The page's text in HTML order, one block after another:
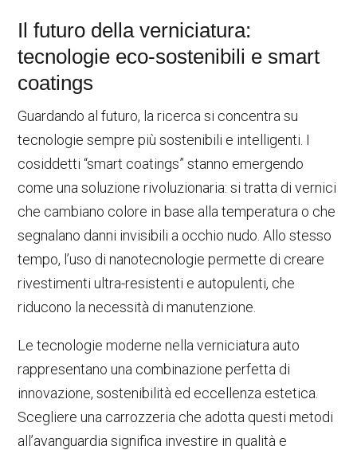
Il futuro della verniciatura:
tecnologie eco-sostenibili e smart
coatings
Guardando al futuro, la ricerca si concentra su
tecnologie sempre più sostenibili e intelligenti. I
cosiddetti “smart coatings” stanno emergendo
come una soluzione rivoluzionaria: si tratta di vernici
che cambiano colore in base alla temperatura o che
segnalano danni invisibili a occhio nudo. Allo stesso
tempo, l’uso di nanotecnologie permette di creare
rivestimenti ultra-resistenti e autopulenti, che
riducono la necessità di manutenzione.
Le tecnologie moderne nella verniciatura auto
rappresentano una combinazione perfetta di
innovazione, sostenibilità ed eccellenza estetica.
Scegliere una carrozzeria che adotta questi metodi
all’avanguardia significa investire in qualità e